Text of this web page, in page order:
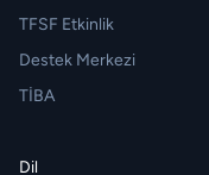
TFSF Etkinlik
Destek Merkezi
TİBA
Dil